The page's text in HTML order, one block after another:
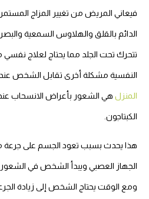
فيعاني المريض من تغيير المزاج
الدائم بالقلق والهلاوس السمعية
تتحرك تحت الجلد مما يحتاج لعلاج
النفسية مشكلة أخرى تقابل الشخص
المنزل هي الشعور بأعراض الانسحاب
الكبتاجون.
هذا يحدث بسبب تعود الجسم على جرعة
الجهاز العصبي ويبدأ الشخص في الشعور
ومع الوقت يحتاج الشخص إلى زيادة